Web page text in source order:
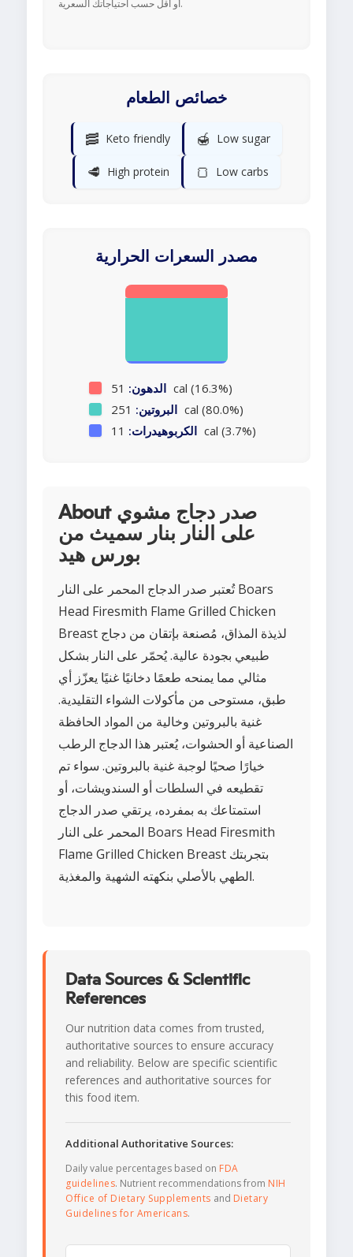
أو أقل حسب احتياجاتك السعرية.
خصائص الطعام
🥓 Keto friendly 🍯 Low sugar
🥩 High protein 🍞 Low carbs
مصدر السعرات الحرارية
الدهون: 51 cal (16.3%)
البروتين: 251 cal (80.0%)
الكربوهيدرات: 11 cal (3.7%)
About صدر دجاج مشوي
على النار بنار سميث من
بورس هيد
تُعتبر صدر الدجاج المحمر على النار Boars
Head Firesmith Flame Grilled Chicken
Breast لذيذة المذاق، مُصنعة بإتقان من دجاج
طبيعي بجودة عالية. يُحمّر على النار بشكل
مثالي مما يمنحه طعمًا دخانيًا غنيًا يعزّز أي
طبق، مستوحى من مأكولات الشواء التقليدية.
غنية بالبروتين وخالية من المواد الحافظة
الصناعية أو الحشوات، يُعتبر هذا الدجاج الرطب
خيارًا صحيًا لوجبة غنية بالبروتين. سواء تم
تقطيعه في السلطات أو السندويشات، أو
استمتاعك به بمفرده، يرتقي صدر الدجاج
المحمر على النار Boars Head Firesmith
Flame Grilled Chicken Breast بتجربتك
الطهي بالأصلي بنكهته الشهية والمغذية.
Data Sources & Scientific
References
Our nutrition data comes from trusted,
authoritative sources to ensure accuracy
and reliability. Below are specific scientific
references and authoritative sources for
this food item.
Additional Authoritative Sources:
Daily value percentages based on FDA
guidelines. Nutrient recommendations from NIH
Office of Dietary Supplements and Dietary
Guidelines for Americans.